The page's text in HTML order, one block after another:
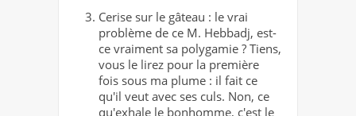
Cerise sur le gâteau : le vrai
problème de ce M. Hebbadj, est-
ce vraiment sa polygamie ? Tiens,
vous le lirez pour la première
fois sous ma plume : il fait ce
qu'il veut avec ses culs. Non, ce
qu'exhale le bonhomme, c'est le